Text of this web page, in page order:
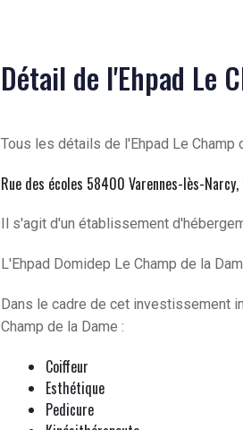
Détail de l'Ehpad Le
Tous les détails de l'Ehpad Le
Rue des écoles 58400 Varennes-lès-Narcy,
Il s'agit d'un établissement
L'Ehpad Domidep Le Champ de la
Dans le cadre de cet investissement
Champ de la Dame :
Coiffeur
Esthétique
Pedicure